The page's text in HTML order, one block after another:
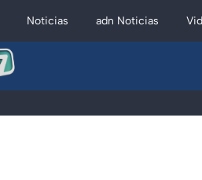
Noticias adn Noticias